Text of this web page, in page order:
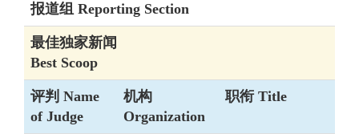
报道组 Reporting Section
最佳独家新闻
Best Scoop
评判 Name
of Judge
机构
Organization
职衔 Title